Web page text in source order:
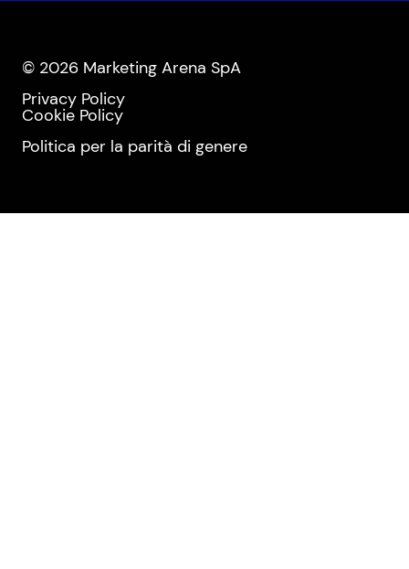
© 2026 Marketing Arena SpA
Privacy Policy
Cookie Policy
Politica per la parità di genere